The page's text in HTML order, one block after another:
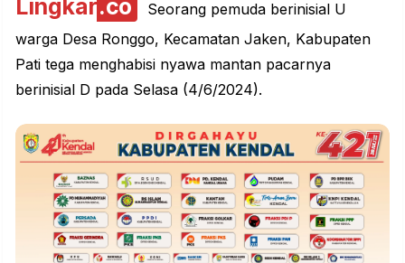
Lingkar.co
Seorang pemuda berinisial U
warga Desa Ronggo, Kecamatan Jaken, Kabupaten
Pati tega menghabisi nyawa mantan pacarnya
berinisial D pada Selasa (4/6/2024).